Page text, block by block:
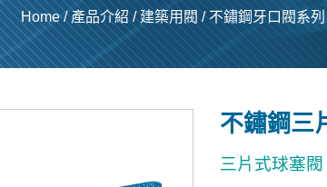
Home/產品介紹/建築用閥/不鏽鋼牙口閥系列
不鏽鋼三
三片式球塞閥